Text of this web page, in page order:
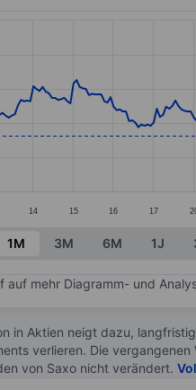
categories.
values. Data
14 15 16 17
1M 3M 6M 1J
auf mehr Diagramm- und
in Aktien neigt dazu,
verlieren. Die
von Saxo nicht verändert.